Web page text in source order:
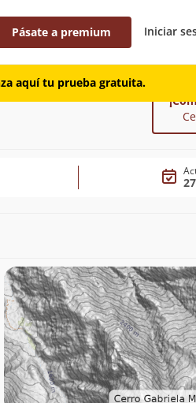
Pásate a premium Iniciar
aquí tu prueba gratuita.